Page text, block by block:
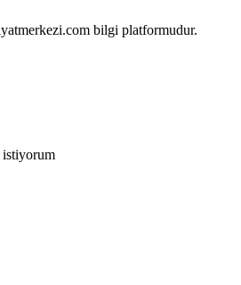
bilgi platformudur.
istiyorum